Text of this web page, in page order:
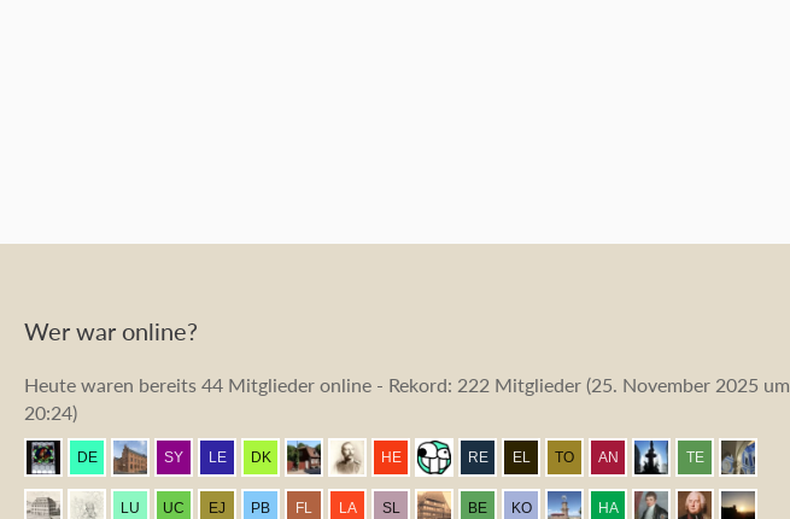
Wer war online?
Heute waren bereits 44 Mitglieder online - Rekord: 222 Mitglieder (25. November 2025 um
20:24)